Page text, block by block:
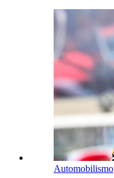
Automobilismo